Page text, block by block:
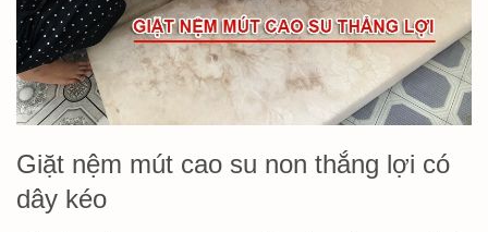
Giặt nệm mút cao su non thắng lợi có
dây kéo